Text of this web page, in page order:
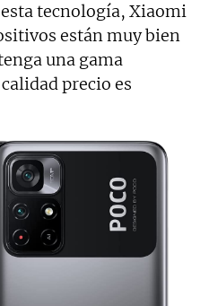
tecnología, Xiaomi
están muy bien
una gama
precio es